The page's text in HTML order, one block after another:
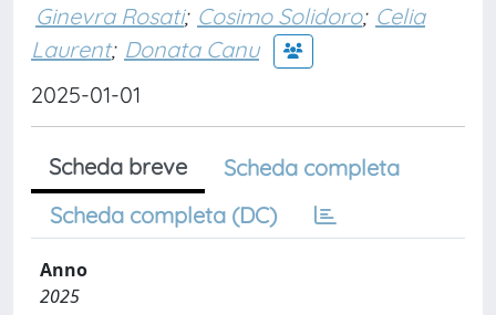
Ginevra Rosati; Cosimo Solidoro; Celia
Laurent; Donata Canu
2025-01-01
Scheda breve
Scheda completa
Scheda completa (DC)
Anno
2025